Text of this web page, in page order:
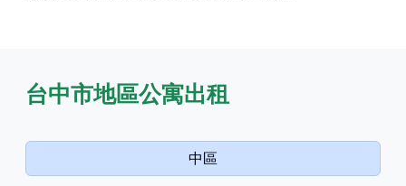
台中市地區公寓出租
中區